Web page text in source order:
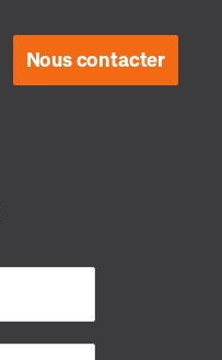
Nous contacter